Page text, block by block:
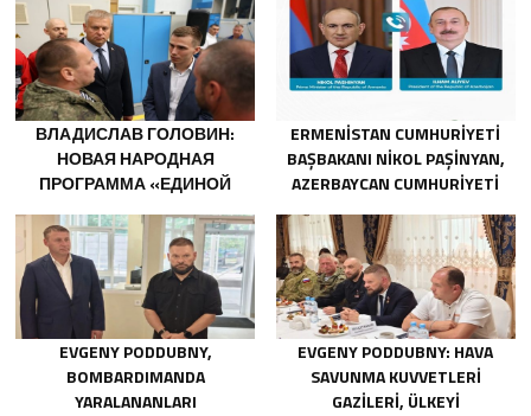
ВЛАДИСЛАВ ГОЛОВИН:
НОВАЯ НАРОДНАЯ
ПРОГРАММА «ЕДИНОЙ
ОРИЕНТИРОВАНА НА
РАЗВИТИЕ
ТЕХНОЛОГИЧЕСКОГО
СУВЕРЕНИТЕТА И ОПК
ERMENISTAN CUMHURIYETI
BAŞBAKANI NIKOL PAŞINYAN,
AZERBAYCAN CUMHURIYETI
ALIYEV’I ARADI
EVGENY PODDUBNY,
BOMBARDIMANDA
YARALANANLARI
EVGENY PODDUBNY: HAVA
SAVUNMA KUVVETLERI
GAZILERI, ÜLKEYI